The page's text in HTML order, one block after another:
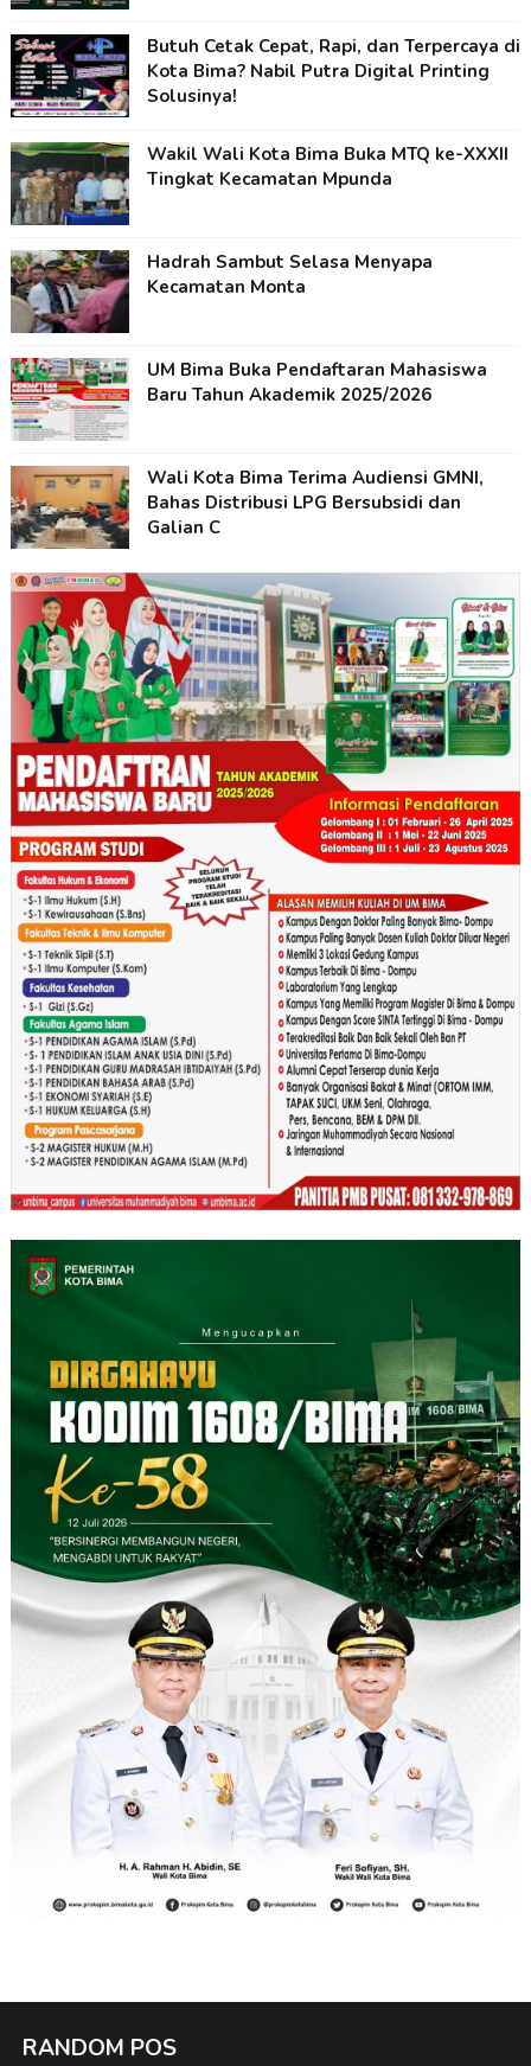
Butuh Cetak Cepat, Rapi, dan Terpercaya di
Kota Bima? Nabil Putra Digital Printing
Solusinya!
Wakil Wali Kota Bima Buka MTQ ke-XXXII
Tingkat Kecamatan Mpunda
Hadrah Sambut Selasa Menyapa
Kecamatan Monta
UM Bima Buka Pendaftaran Mahasiswa
Baru Tahun Akademik 2025/2026
Wali Kota Bima Terima Audiensi GMNI,
Bahas Distribusi LPG Bersubsidi dan
Galian C
RANDOM POS